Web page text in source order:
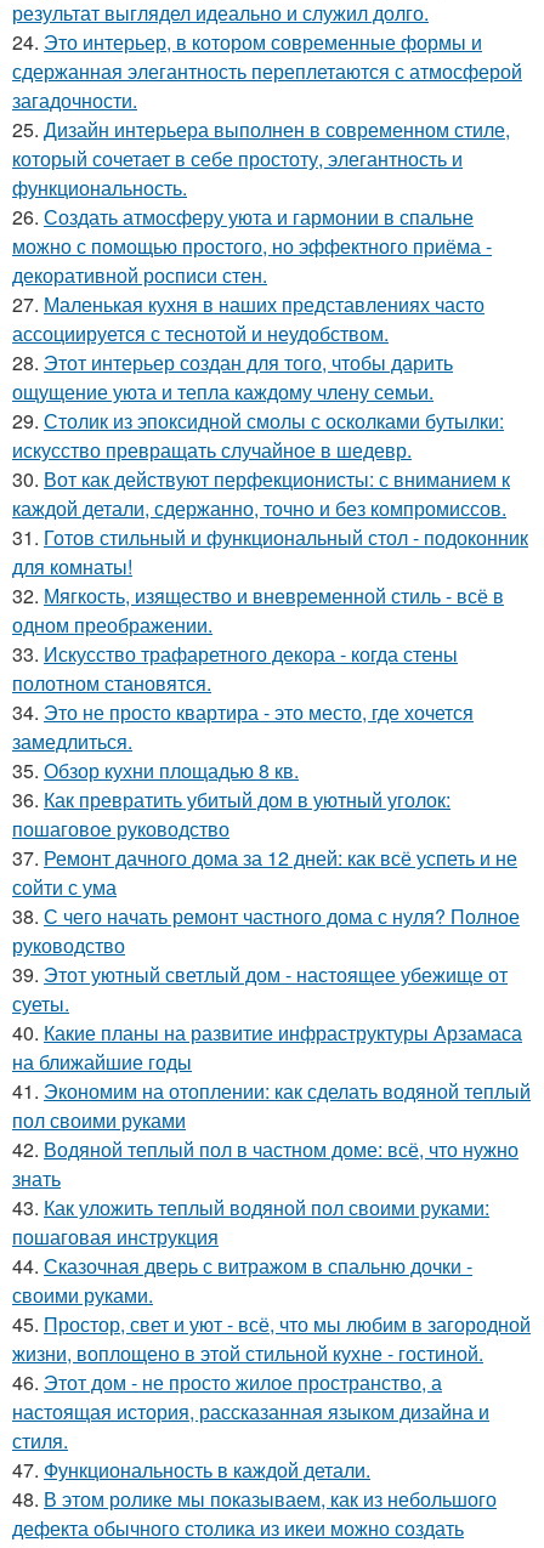
результат выглядел идеально и служил долго.
24. Это интерьер, в котором современные формы и
сдержанная элегантность переплетаются с атмосферой
загадочности.
25. Дизайн интерьера выполнен в современном стиле,
который сочетает в себе простоту, элегантность и
функциональность.
26. Создать атмосферу уюта и гармонии в спальне
можно с помощью простого, но эффектного приёма -
декоративной росписи стен.
27. Маленькая кухня в наших представлениях часто
ассоциируется с теснотой и неудобством.
28. Этот интерьер создан для того, чтобы дарить
ощущение уюта и тепла каждому члену семьи.
29. Столик из эпоксидной смолы с осколками бутылки:
искусство превращать случайное в шедевр.
30. Вот как действуют перфекционисты: с вниманием к
каждой детали, сдержанно, точно и без компромиссов.
31. Готов стильный и функциональный стол - подоконник
для комнаты!
32. Мягкость, изящество и вневременной стиль - всё в
одном преображении.
33. Искусство трафаретного декора - когда стены
полотном становятся.
34. Это не просто квартира - это место, где хочется
замедлиться.
35. Обзор кухни площадью 8 кв.
36. Как превратить убитый дом в уютный уголок:
пошаговое руководство
37. Ремонт дачного дома за 12 дней: как всё успеть и не
сойти с ума
38. С чего начать ремонт частного дома с нуля? Полное
руководство
39. Этот уютный светлый дом - настоящее убежище от
суеты.
40. Какие планы на развитие инфраструктуры Арзамаса
на ближайшие годы
41. Экономим на отоплении: как сделать водяной теплый
пол своими руками
42. Водяной теплый пол в частном доме: всё, что нужно
знать
43. Как уложить теплый водяной пол своими руками:
пошаговая инструкция
44. Сказочная дверь с витражом в спальню дочки -
своими руками.
45. Простор, свет и уют - всё, что мы любим в загородной
жизни, воплощено в этой стильной кухне - гостиной.
46. Этот дом - не просто жилое пространство, а
настоящая история, рассказанная языком дизайна и
стиля.
47. Функциональность в каждой детали.
48. В этом ролике мы показываем, как из небольшого
дефекта обычного столика из икеи можно создать